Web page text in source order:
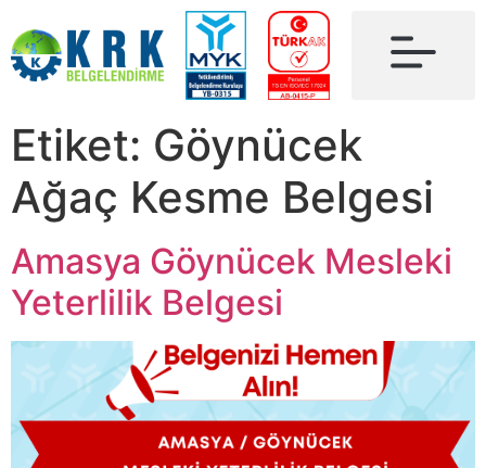
Etiket: Göynücek
Ağaç Kesme Belgesi
Amasya Göynücek Mesleki
Yeterlilik Belgesi